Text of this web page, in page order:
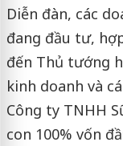
Diễn đàn, các
đang đầu tư,
đến Thủ tướng
kinh doanh và
Công ty TNHH
con 100% vốn